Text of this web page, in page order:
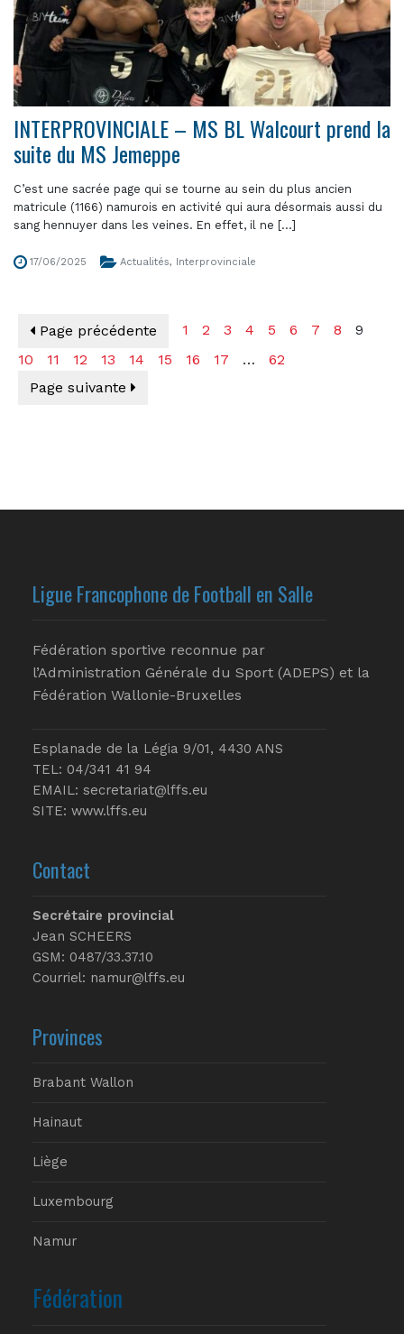
INTERPROVINCIALE – MS BL Walcourt prend la
suite du MS Jemeppe
C’est une sacrée page qui se tourne au sein du plus ancien
matricule (1166) namurois en activité qui aura désormais aussi du
sang hennuyer dans les veines. En effet, il ne [...]
17/06/2025 Actualités, Interprovinciale
Page précédente 1 2 3 4 5 6 7 8
9
10
11 12 13 14 15 16 17 …
62
Page suivante
Ligue Francophone de Football en Salle
Fédération sportive reconnue par
l’Administration Générale du Sport (ADEPS) et la
Fédération Wallonie-Bruxelles
Esplanade de la Légia 9/01, 4430 ANS
TEL: 04/341 41 94
EMAIL: secretariat@lffs.eu
SITE: www.lffs.eu
Contact
Secrétaire provincial
Jean SCHEERS
GSM: 0487/33.37.10
Courriel: namur@lffs.eu
Provinces
Brabant Wallon
Hainaut
Liège
Luxembourg
Namur
Fédération